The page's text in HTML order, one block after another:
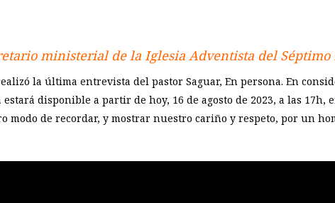
ministerial de la Iglesia Adventista del Séptimo
la última entrevista del pastor Saguar, En persona. En
disponible a partir de hoy, 16 de agosto de 2023, a las 17h,
modo de recordar, y mostrar nuestro cariño y respeto, por un